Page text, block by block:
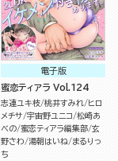
電子版
蜜恋ティアラ Vol.124
志連ユキ枝 桃井すみれ
ヒロ
メチサ 宇宙野ユニコ 松崎あ
べの 蜜恋ティアラ編集部 玄
野さわ 湯朝はいね
まるりっ
ち